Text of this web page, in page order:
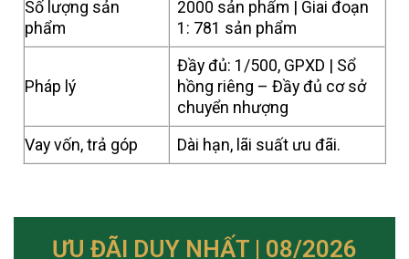
Số lượng sản
phẩm
2000 sản phẩm | Giai đoạn
1: 781 sản phẩm
Pháp lý
Đầy đủ: 1/500, GPXD | Sổ
hồng riêng – Đầy đủ cơ sở
chuyển nhượng
Vay vốn, trả góp
Dài hạn, lãi suất ưu đãi.
ƯU ĐÃI DUY NHẤT | 08/2026